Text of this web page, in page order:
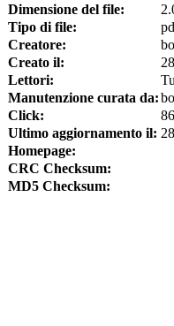
Dimensione del file:
Tipo di file:
Creatore:
Creato il:
Lettori:
Manutenzione curata da:
Click:
Ultimo aggiornamento il:
Homepage:
CRC Checksum:
MD5 Checksum: